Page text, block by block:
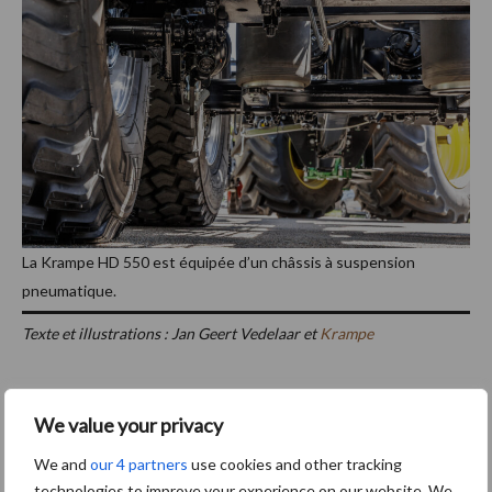
We value your privacy
We and our 4 partners use cookies and other tracking
La Krampe HD 550 est équipée d’un châssis à suspension
pneumatique.
Texte et illustrations : Jan Geert Vedelaar etKrampe
Barre
latérale
principale
secteur
5 Août La Foire de Libramont et Demo